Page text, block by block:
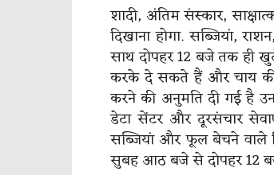
शादी, अंतिम संस्कार,
दिखाना होगा. सब्जियां,
साथ दोपहर 12 बजे तक ही
करके दे सकते हैं और चाय की
करने की अनुमति दी गई है
डेटा सेंटर और दूरसंचार
सब्जियां और फूल बेचने वाले
सुबह आठ बजे से दोपहर 12